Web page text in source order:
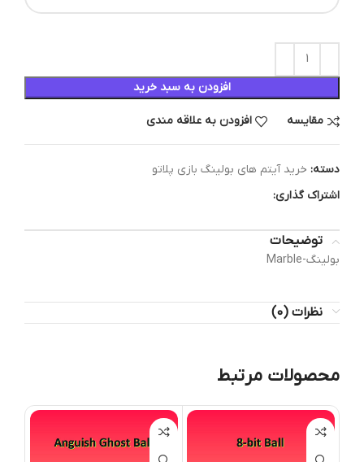
افزودن به سبد خرید
مقایسه افزودن به علاقه مندی
دسته: خرید آیتم های بولینگ بازی پلاتو
اشتراک گذاری:
توضیحات
بولینگ-Marble
نظرات (0)
محصولات مرتبط